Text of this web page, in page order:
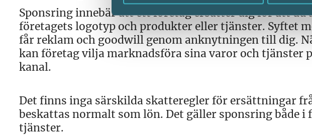
Sponsring innebär att ett företag ersätter dig för att du
företagets logotyp och produkter eller tjänster. Syftet
får reklam och goodwill genom anknytningen till dig.
kan företag vilja marknadsföra sina varor och tjänster
kanal.
Det finns inga särskilda skatteregler för ersättningar
beskattas normalt som lön. Det gäller sponsring både
tjänster.